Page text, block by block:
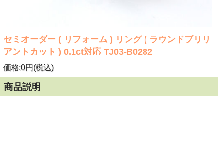
セミオーダー ( リフォーム ) リング ( ラウンドブリリ
アントカット ) 0.1ct対応 TJ03-B0282
価格:0円(税込)
商品説明